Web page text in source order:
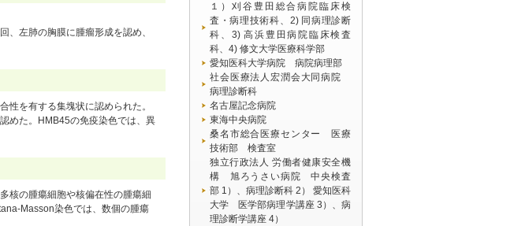
、左肺の胸膜に腫瘤形成を認め、
性を有する集塊状に認められた。
めた。HMB45の免疫染色では、異
核の腫瘍細胞や核偏在性の腫瘍細
Masson染色では、数個の腫瘍
１）刈谷豊田総合病院臨床検
査・病理技術科、2) 同病理診断
科、3) 高浜豊田病院臨床検査
科、4) 修文大学医療科学部
愛知医科大学病院 病院病理部
社会医療法人宏潤会大同病院
病理診断科
名古屋記念病院
東海中央病院
桑名市総合医療センター 医療
技術部 検査室
独立行政法人 労働者健康安全機
構 旭ろうさい病院 中央検査
部 1）、病理診断科 2） 愛知医科
大学 医学部病理学講座 3）、病
理診断学講座 4）